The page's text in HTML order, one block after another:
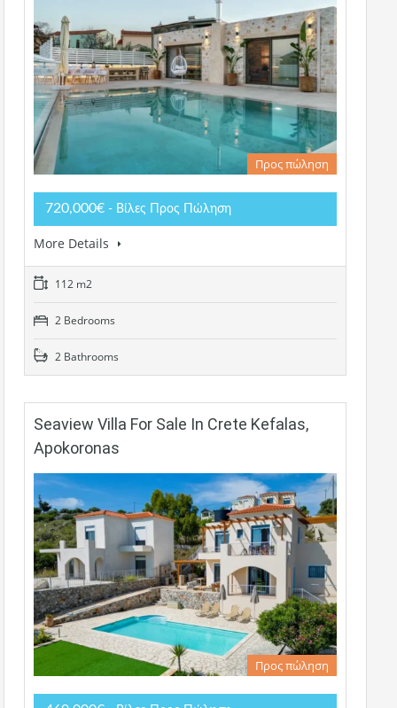
Προς πώληση
720,000€ - Βίλες Προς Πώληση
More Details
112 m2
2 Bedrooms
2 Bathrooms
Seaview Villa For Sale In Crete Kefalas,
Apokoronas
Προς πώληση